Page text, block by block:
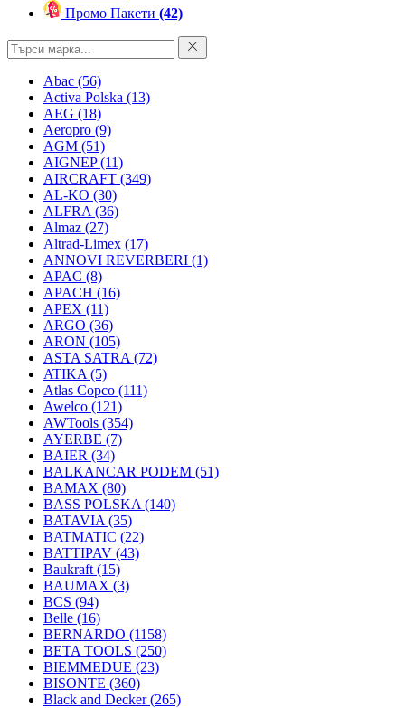
Промо Пакети (42)
Abac (56)
Activa Polska (13)
AEG (18)
Aeropro (9)
AGM (51)
AIGNEP(11)
AIRCRAFT (349)
AL-KO (30)
ALFRA (36)
Almaz (27)
Altrad-Limex (17)
ANNOVI REVERBERI (1)
APAC (8)
APACH (16)
APEX (11)
ARGO (36)
ARON (105)
ASTA SATRA (72)
ATIKA (5)
Atlas Copco (111)
Awelco (121)
AWTools (354)
AYERBE (7)
BAIER (34)
BALKANCAR PODEM (51)
BAMAX (80)
BASS POLSKA (140)
BATAVIA (35)
BATMATIC (22)
BATTIPAV (43)
Baukraft (15)
BAUMAX (3)
BCS (94)
Belle (16)
BERNARDO (1158)
BETA TOOLS (250)
BIEMMEDUE (23)
BISONTE (360)
Black and Decker(265)